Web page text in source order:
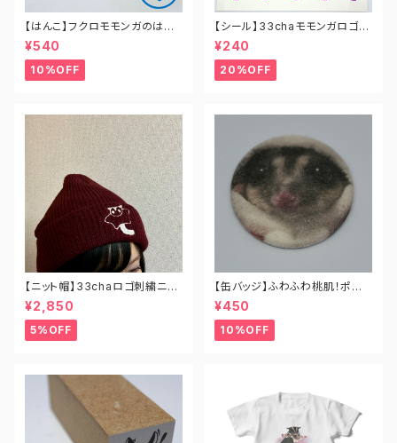
【はんこ】フクロモモンガのはん
こ（全8種）
¥540
10%OFF
【シール】33chaモモンガロゴ
円形クリアシール
¥240
20%OFF
【ニット帽】33chaロゴ刺繍ニッ
ト帽（全4色）
¥2,850
5%OFF
【缶バッジ】ふわふわ桃肌！ポン
チョを被ったミミ店長
¥450
10%OFF